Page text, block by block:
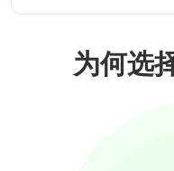
为何选